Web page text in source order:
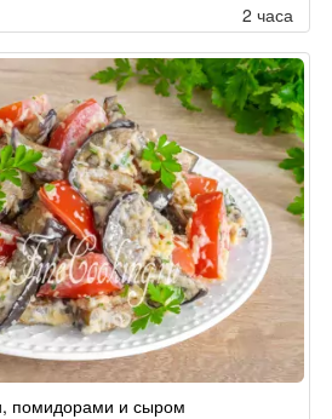
2 часа
помидорами и сыром